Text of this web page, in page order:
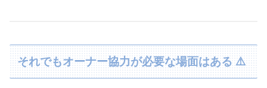
それでもオーナー協力が必要な場面はある ⚠️